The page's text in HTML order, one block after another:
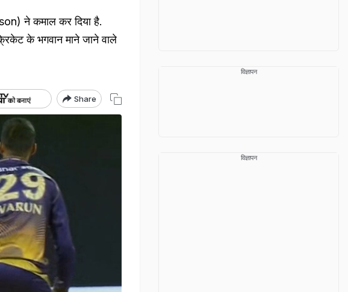
ने कमाल कर दिया है.
के भगवान माने जाने वाले
Share
विज्ञापन
विज्ञापन